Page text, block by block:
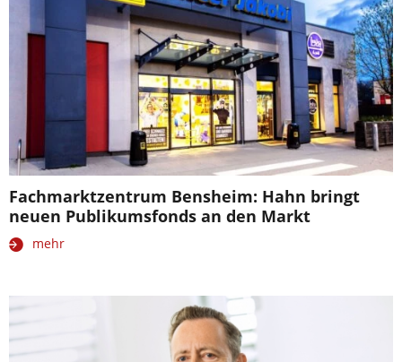
Fachmarktzentrum Bensheim: Hahn bringt
neuen Publikumsfonds an den Markt
mehr